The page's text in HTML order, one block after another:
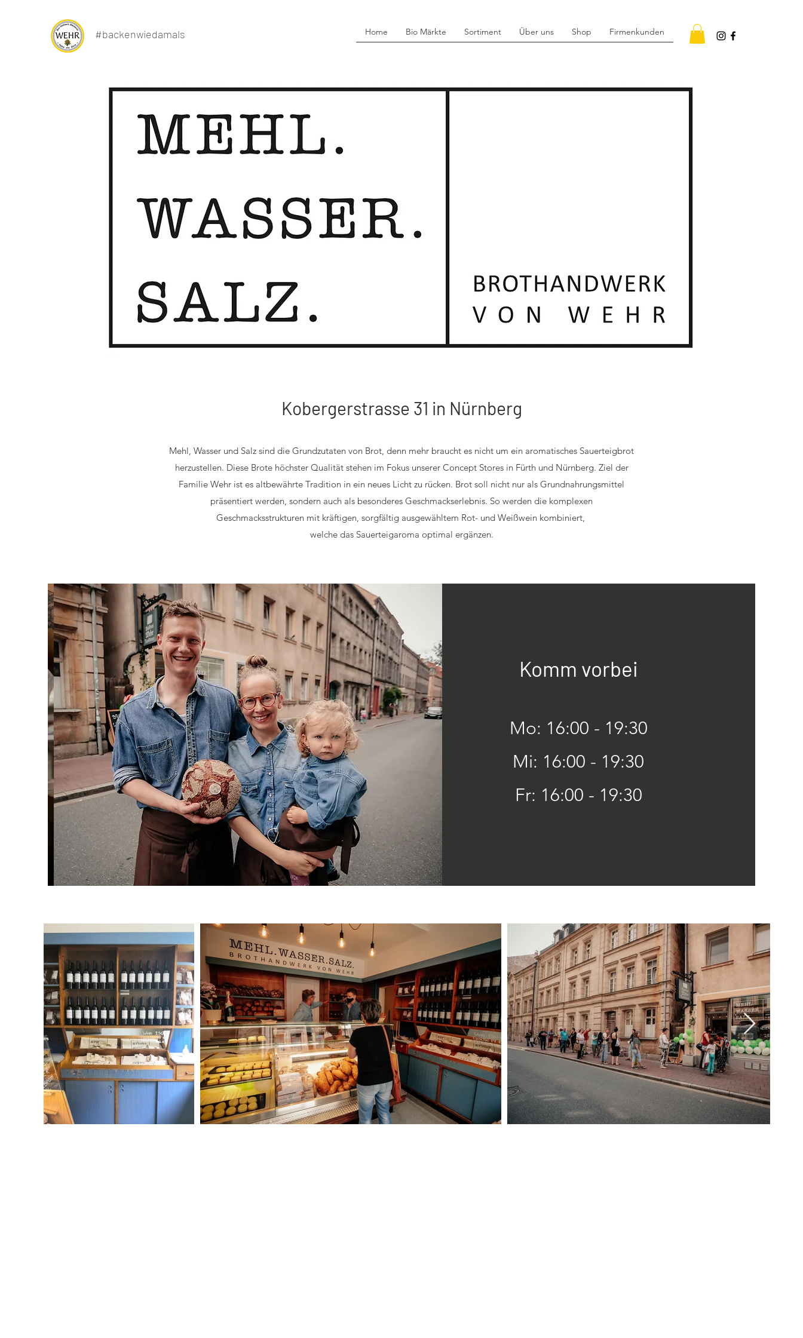
#backenwiedamals Home Bio Märkte Sortiment Über uns Shop Firmenkunden
Kobergerstrasse 31 in Nürnberg
Mehl, Wasser und Salz sind die Grundzutaten von Brot, denn mehr braucht es nicht um ein aromatisches Sauerteigbrot
herzustellen. Diese Brote höchster Qualität stehen im Fokus unserer Concept Stores in Fürth und Nürnberg. Ziel der
Familie Wehr ist es altbewährte Tradition in ein neues Licht zu rücken. Brot soll nicht nur als Grundnahrungsmittel
präsentiert werden, sondern auch als besonderes Geschmackserlebnis. So werden die komplexen
Geschmacksstrukturen mit kräftigen, sorgfältig ausgewähltem Rot- und Weißwein kombiniert,
welche das Sauerteigaroma optimal ergänzen.
Öffnungszeiten
Komm vorbei
Mo: 16:00 - 19:30
Mi: 16:00 - 19:30
Fr: 16:00 - 19:30